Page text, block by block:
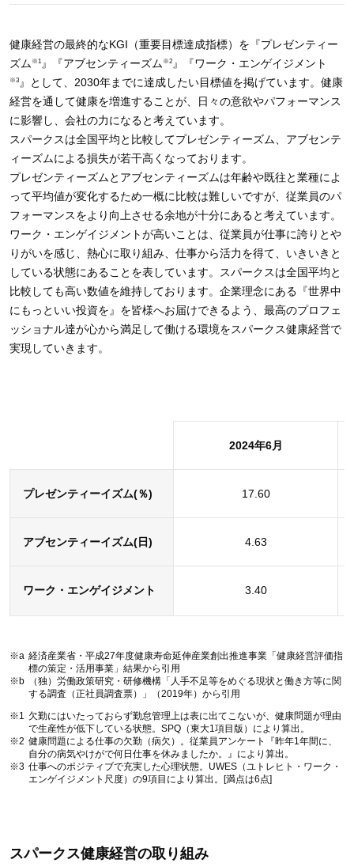
健康経営の最終的なKGI（重要目標達成指標）を『プレゼンティー
ズム ※1』『アブセンティーズム ※2』『ワーク・エンゲイジメント
※3』として、2030年までに達成したい目標値を掲げています。健康
経営を通して健康を増進することが、日々の意欲やパフォーマンス
に影響し、会社の力になると考えています。
スパークスは全国平均と比較してプレゼンティーズム、アブセンテ
ィーズムによる損失が若干高くなっております。
プレゼンティーズムとアブセンティーズムは年齢や既往と業種によ
って平均値が変化するため一概に比較は難しいですが、従業員のパ
フォーマンスをより向上させる余地が十分にあると考えています。
ワーク・エンゲイジメントが高いことは、従業員が仕事に誇りとや
りがいを感じ、熱心に取り組み、仕事から活力を得て、いきいきと
している状態にあることを表しています。スパークスは全国平均と
比較しても高い数値を維持しております。企業理念にある『世界中
にもっといい投資を』を皆様へお届けできるよう、最高のプロフェ
ッショナル達が心から満足して働ける環境をスパークス健康経営で
実現していきます。
2024年6月
プレゼンティーイズム(％) 17.60
アブセンティーイズム(日) 4.63
ワーク・エンゲイジメント 3.40
※a 経済産業省・平成27年度健康寿命延伸産業創出推進事業「健康経営評価指
標の策定・活用事業」結果から引用
※b
（独）労働政策研究・研修機構「人手不足等をめぐる現状と働き方等に関
する調査（正社員調査票）」（2019年）から引用
※1 欠勤にはいたっておらず勤怠管理上は表に出てこないが、健康問題が理由
で生産性が低下している状態。SPQ（東大1項目版）により算出。
※2 健康問題による仕事の欠勤（病欠）。従業員アンケート『昨年1年間に、
自分の病気やけがで何日仕事を休みましたか。』により算出。
※3 仕事へのポジティブで充実した心理状態。UWES（ユトレヒト・ワーク・
エンゲイジメント尺度）の9項目により算出。[満点は6点]
スパークス健康経営の取り組み